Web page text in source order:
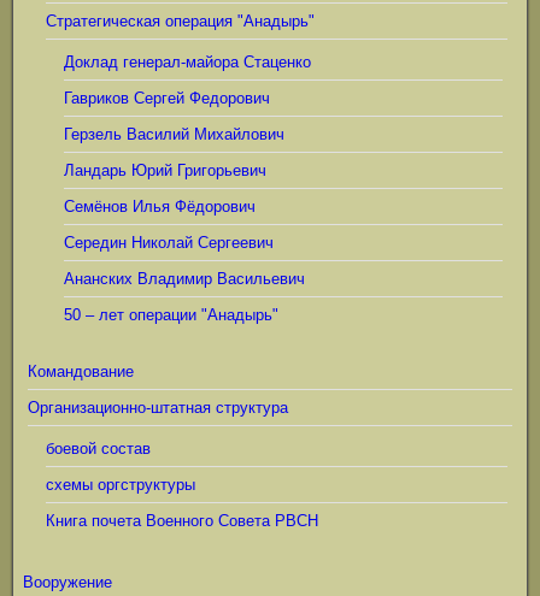
Стратегическая операция "Анадырь"
Доклад генерал-майора Стаценко
Гавриков Сергей Федорович
Герзель Василий Михайлович
Ландарь Юрий Григорьевич
Семёнов Илья Фёдорович
Середин Николай Сергеевич
Ананских Владимир Васильевич
50 – лет операции "Анадырь"
Командование
Организационно-штатная структура
боевой состав
схемы оргструктуры
Книга почета Военного Совета РВСН
Вооружение